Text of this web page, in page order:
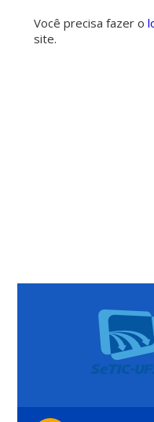
Você precisa fazer o
site.